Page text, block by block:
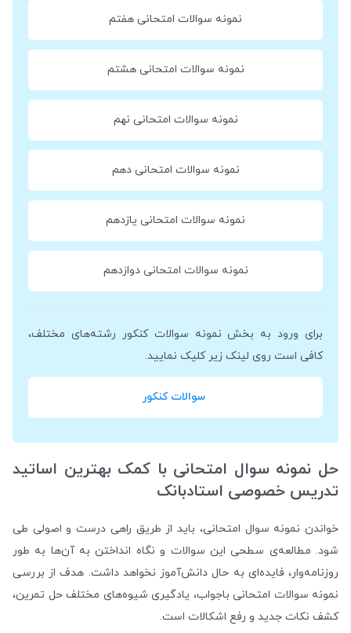
نمونه سوالات امتحانی هفتم
نمونه سوالات امتحانی هشتم
نمونه سوالات امتحانی نهم
نمونه سوالات امتحانی دهم
نمونه سوالات امتحانی یازدهم
نمونه سوالات امتحانی دوازدهم
برای ورود به بخش نمونه سوالات کنکور رشته‌های مختلف،
کافی است روی لینک زیر کلیک نمایید.
سوالات کنکور
حل نمونه سوال امتحانی با کمک بهترین اساتید
تدریس خصوصی استادبانک
خواندن نمونه سوال امتحانی، باید از طریق راهی درست و اصولی طی
شود. مطالعه‌ی سطحی این سوالات و نگاه انداختن به آن‌ها به طور
روزنامه‌وار، فایده‌ای به حال دانش‌آموز نخواهد داشت. هدف از بررسی
نمونه سوالات امتحانی باجواب، یادگیری شیوه‌های مختلف حل تمرین،
کشف نکات جدید و رفع اشکالات است.